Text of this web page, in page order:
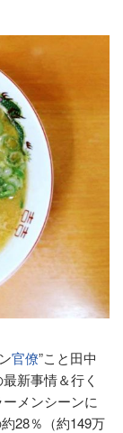
官僚”こと田中
新事情＆行く
メンシーンに
28％（約149万